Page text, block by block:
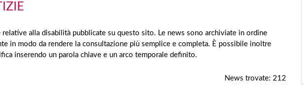
alla disabilità pubblicate su questo sito. Le news sono archiviate in ordine
in modo da rendere la consultazione più semplice e completa. È possibile inoltre
inserendo un parola chiave e un arco temporale definito.
News trovate: 212